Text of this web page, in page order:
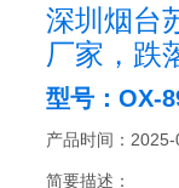
深圳烟台
厂家，跌
型号：OX-
产品时间：
简要描述：